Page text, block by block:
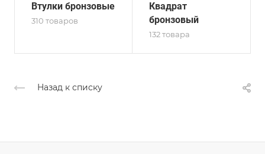
Втулки бронзовые
310 товаров
Квадрат
бронзовый
132 товара
Назад к списку